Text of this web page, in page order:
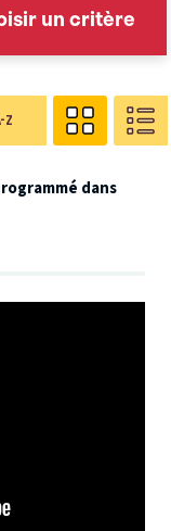
un critère
Z
dans